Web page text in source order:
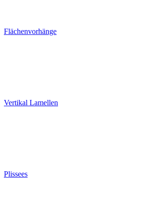
Flächenvorhänge
Vertikal Lamellen
Plissees